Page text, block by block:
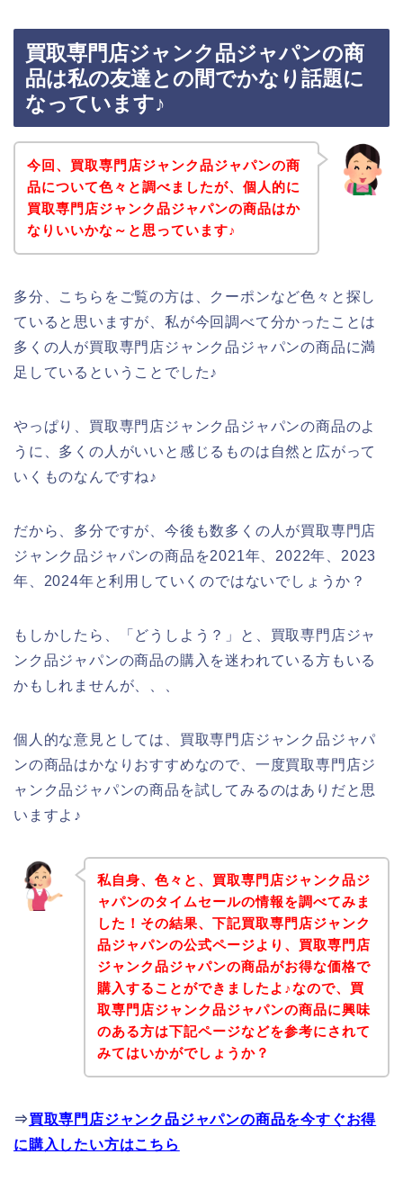
買取専門店ジャンク品ジャパンの商
品は私の友達との間でかなり話題に
なっています♪
今回、買取専門店ジャンク品ジャパンの商
品について色々と調べましたが、個人的に
買取専門店ジャンク品ジャパンの商品はか
なりいいかな～と思っています♪
多分、こちらをご覧の方は、クーポンなど色々と探し
ていると思いますが、私が今回調べて分かったことは
多くの人が買取専門店ジャンク品ジャパンの商品に満
足しているということでした♪
やっぱり、買取専門店ジャンク品ジャパンの商品のよ
うに、多くの人がいいと感じるものは自然と広がって
いくものなんですね♪
だから、多分ですが、今後も数多くの人が買取専門店
ジャンク品ジャパンの商品を2021年、2022年、2023
年、2024年と利用していくのではないでしょうか？
もしかしたら、「どうしよう？」と、買取専門店ジャ
ンク品ジャパンの商品の購入を迷われている方もいる
かもしれませんが、、、
個人的な意見としては、買取専門店ジャンク品ジャパ
ンの商品はかなりおすすめなので、一度買取専門店ジ
ャンク品ジャパンの商品を試してみるのはありだと思
いますよ♪
私自身、色々と、買取専門店ジャンク品ジ
ャパンのタイムセールの情報を調べてみま
した！その結果、下記買取専門店ジャンク
品ジャパンの公式ページより、買取専門店
ジャンク品ジャパンの商品がお得な価格で
購入することができましたよ♪なので、買
取専門店ジャンク品ジャパンの商品に興味
のある方は下記ページなどを参考にされて
みてはいかがでしょうか？
⇒買取専門店ジャンク品ジャパンの商品を今すぐお得
に購入したい方はこちら